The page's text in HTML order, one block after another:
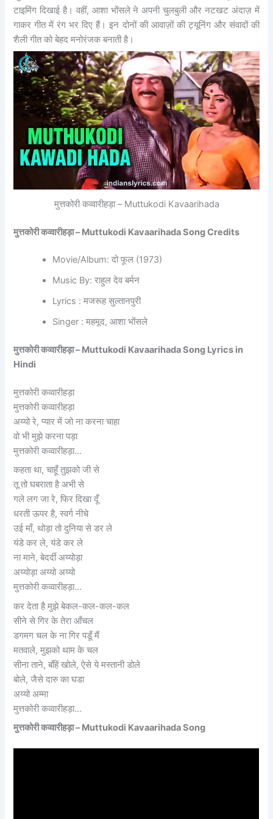
टाइमिंग दिखाई है। वहीं, आशा भोंसले ने अपनी चुलबुली और नटखट अंदाज़ में
गाकर गीत में रंग भर दिए हैं। इन दोनों की आवाज़ों की ट्यूनिंग और संवादों की
शैली गीत को बेहद मनोरंजक बनाती है।
मुत्तकोरी कव्वारीहड़ा – Muttukodi Kavaarihada
मुत्तकोरी कव्वारीहड़ा – Muttukodi Kavaarihada Song Credits
Movie/Album: दो फूल (1973)
Music By: राहुल देव बर्मन
Lyrics : मजरूह सुल्तानपुरी
Singer : महमूद, आशा भोंसले
मुत्तकोरी कव्वारीहड़ा – Muttukodi Kavaarihada Song Lyrics in
Hindi
मुत्तकोरी कव्वारीहड़ा
मुत्तकोरी कव्वारीहड़ा
अय्यो रे, प्यार में जो ना करना चाहा
वो भी मुझे करना पड़ा
मुत्तकोरी कव्वारीहड़ा…
कहता था, चाहूँ तुझको जी से
तू तो घबराता है अभी से
गले लग जा रे, फिर दिखा दूँ
धरती ऊपर है, स्वर्ग नीचे
उई माँ, थोड़ा तो दुनिया से डर ले
यंडे कर ले, यंडे कर ले
ना माने, बेदर्दी अय्योड़ा
अय्योड़ा अय्यो अय्यो
मुत्तकोरी कव्वारीहड़ा…
कर देता है मुझे बेकल-कल-कल-कल
सीने से गिर के तेरा आँचल
डगमग चल के ना गिर पडूँ मैं
मतवाले, मुझको थाम के चल
सीना ताने, बाँहें खोले, ऐसे ये मस्तानी डोले
बोले, जैसे दारु का घडा
अय्यो अम्मा
मुत्तकोरी कव्वारीहड़ा…
मुत्तकोरी कव्वारीहड़ा – Muttukodi Kavaarihada Song